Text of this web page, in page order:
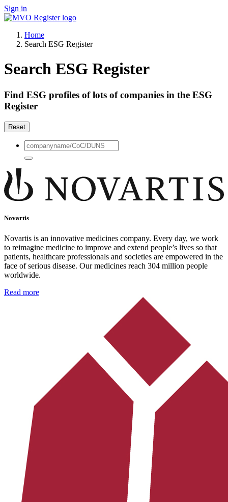
Sign in
Home
Search ESG Register
Search ESG Register
Find ESG profiles of lots of companies in the ESG
Register
Reset
Novartis
Novartis is an innovative medicines company. Every day, we work
to reimagine medicine to improve and extend people’s lives so that
patients, healthcare professionals and societies are empowered in the
face of serious disease. Our medicines reach 304 million people
worldwide.
Read more